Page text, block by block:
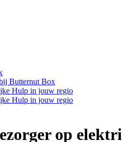
Butternut Box
Hulp in jouw regio
Hulp in jouw regio
op